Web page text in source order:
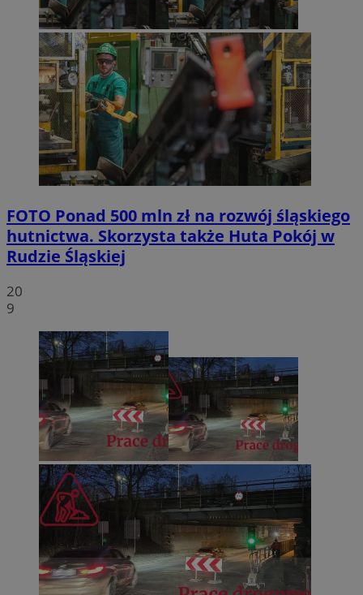
FOTO Ponad 500 mln zł na rozwój śląskiego
hutnictwa. Skorzysta także Huta Pokój w
Rudzie Śląskiej
20
9